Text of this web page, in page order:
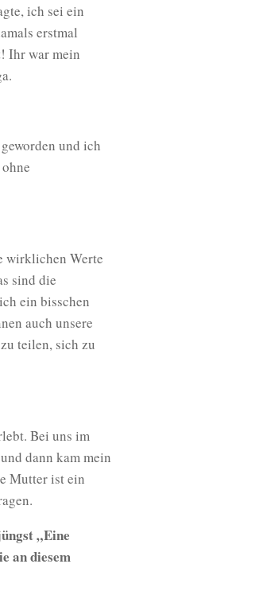
ich sei ein
erstmal
Ihr war mein
und ich
wirklichen Werte
sind die
ein bisschen
auch unsere
teilen, sich zu
Bei uns im
dann kam mein
Mutter ist ein
„Eine
an diesem